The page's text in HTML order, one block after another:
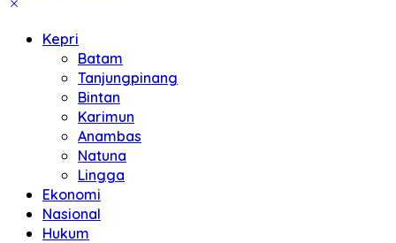
Kepri
Batam
Tanjungpinang
Bintan
Karimun
Anambas
Natuna
Lingga
Ekonomi
Nasional
Hukum